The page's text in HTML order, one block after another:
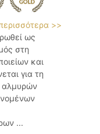
>>
ως
στη
και
για τη
αλμυρών
...